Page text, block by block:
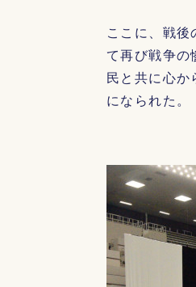
ここに、戦
て再び戦争
民と共に心
になられた。